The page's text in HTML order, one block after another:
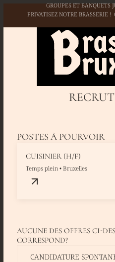
OUVERT 6️⃣ / 7️⃣ DE 11H00 🕦
POSTES À POURVOIR
CUISINIER (H/F)
Temps plein • Bruxelles
AUCUNE DES OFFRES CI-
CORRESPOND?
CANDIDATURE